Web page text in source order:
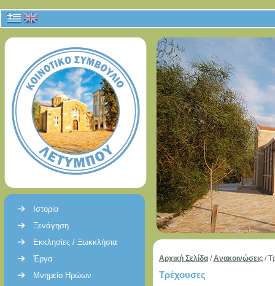
Ιστορία
Ξενάγηση
Εκκλησίες / Ξωκκλήσια
Έργα
Μνημείο Ηρώων
Αρχική Σελίδα/Ανακοινώσεις/
Τρέχουσες